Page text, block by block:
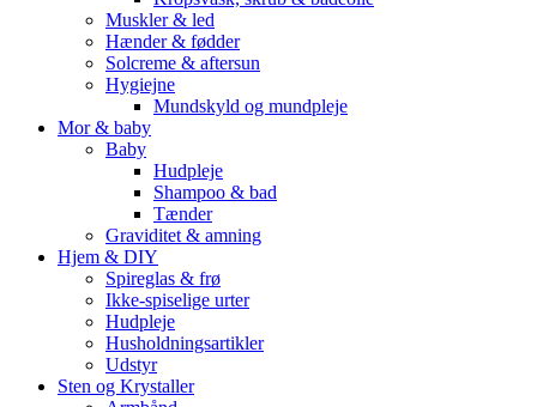
Muskler & led
Hænder & fødder
Solcreme & aftersun
Hygiejne
Mundskyld og mundpleje
Mor & baby
Baby
Hudpleje
Shampoo & bad
Tænder
Graviditet & amning
Hjem & DIY
Spireglas & frø
Ikke-spiselige urter
Hudpleje
Husholdningsartikler
Udstyr
Sten og Krystaller